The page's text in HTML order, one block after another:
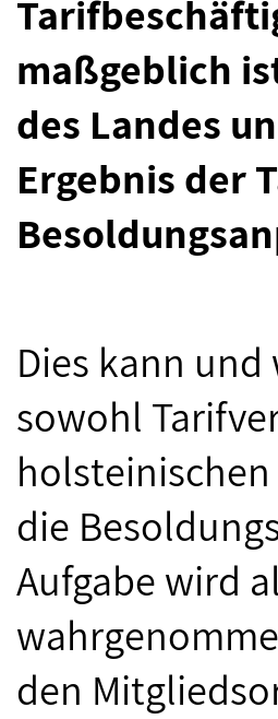
maßgeblich
des Landes
Ergebnis der
Dies kann
sowohl
die
Aufgabe wird
den